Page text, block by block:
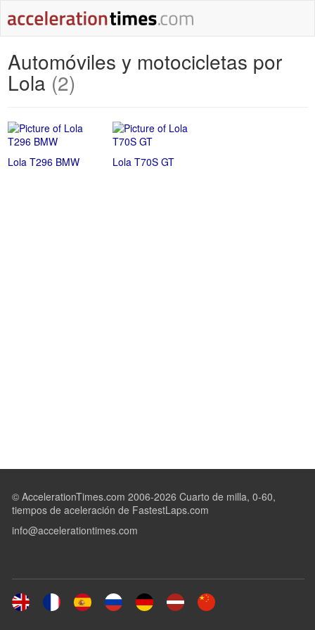
Automóviles y motocicletas por
Lola (2)
Lola T296 BMW Lola T70S GT
© AccelerationTimes.com 2006-2026 Cuarto de milla, 0-60,
tiempos de aceleración de FastestLaps.com
info@accelerationtimes.com